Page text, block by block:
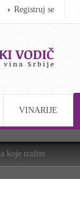
Registruj se
VINARIJE